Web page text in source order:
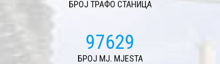
БРОЈ ТРАФО СТАНИЦА
106174
БРОЈ MJ. MJESTA